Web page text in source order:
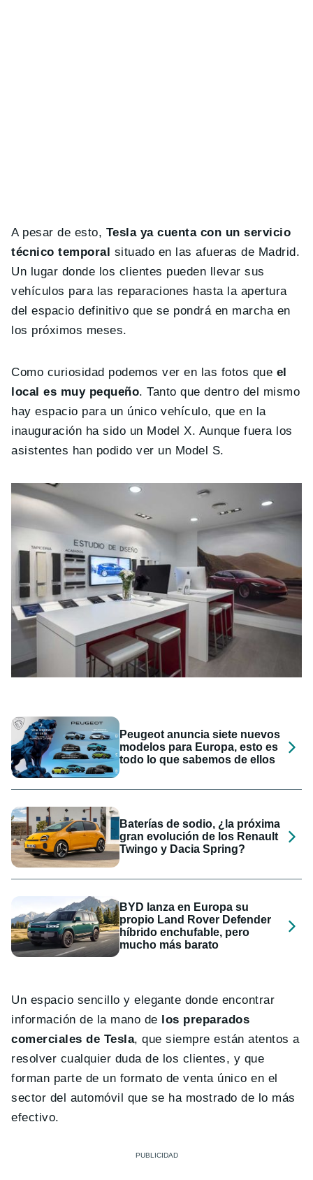
A pesar de esto, Tesla ya cuenta con un servicio
técnico temporal situado en las afueras de Madrid.
Un lugar donde los clientes pueden llevar sus
vehículos para las reparaciones hasta la apertura
del espacio definitivo que se pondrá en marcha en
los próximos meses.
Como curiosidad podemos ver en las fotos que el
local es muy pequeño. Tanto que dentro del mismo
hay espacio para un único vehículo, que en la
inauguración ha sido un Model X. Aunque fuera los
asistentes han podido ver un Model S.
Peugeot anuncia siete nuevos
modelos para Europa, esto es
todo lo que sabemos de ellos
Baterías de sodio, ¿la próxima
gran evolución de los Renault
Twingo y Dacia Spring?
BYD lanza en Europa su
propio Land Rover Defender
híbrido enchufable, pero
mucho más barato
Un espacio sencillo y elegante donde encontrar
información de la mano de los preparados
comerciales de Tesla, que siempre están atentos a
resolver cualquier duda de los clientes, y que
forman parte de un formato de venta único en el
sector del automóvil que se ha mostrado de lo más
efectivo.